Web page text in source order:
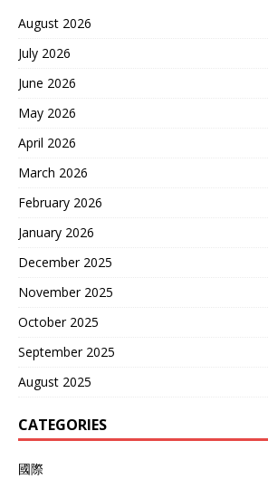
August 2026
July 2026
June 2026
May 2026
April 2026
March 2026
February 2026
January 2026
December 2025
November 2025
October 2025
September 2025
August 2025
CATEGORIES
國際